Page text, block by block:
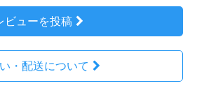
ビューを投稿
・配送について